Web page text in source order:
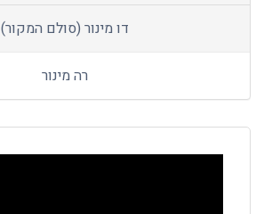
דו מינור (סולם המקור)
רה מינור